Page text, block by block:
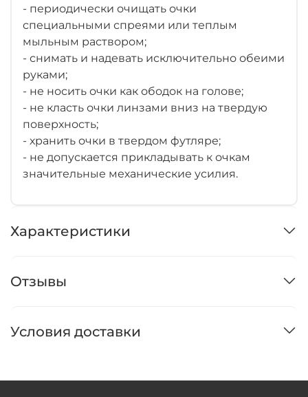
- периодически очищать очки
специальными спреями или теплым
мыльным раствором;
- снимать и надевать исключительно обеими
руками;
- не носить очки как ободок на голове;
- не класть очки линзами вниз на твердую
поверхность;
- хранить очки в твердом футляре;
- не допускается прикладывать к очкам
значительные механические усилия.
Характеристики
Отзывы
Условия доставки